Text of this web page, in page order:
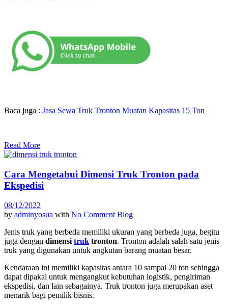
Baca juga : Jasa Sewa Truk Tronton Muatan Kapasitas 15 Ton
Read More
Cara Mengetahui Dimensi Truk Tronton pada
Ekspedisi
08/12/2022
by adminyosua with No Comment Blog
Jenis truk yang berbeda memiliki ukuran yang berbeda juga, begitu
juga dengan dimensi truk tronton. Tronton adalah salah satu jenis
truk yang digunakan untuk angkutan barang muatan besar.
Kendaraan ini memiliki kapasitas antara 10 sampai 20 ton sehingga
dapat dipakai untuk mengangkut kebutuhan logistik, pengiriman
ekspedisi, dan lain sebagainya. Truk tronton juga merupakan aset
menarik bagi pemilik bisnis.